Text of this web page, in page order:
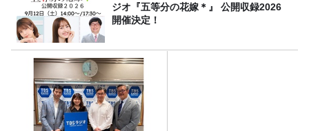
ジオ『五等分の花嫁＊』 公開収録2026
開催決定！